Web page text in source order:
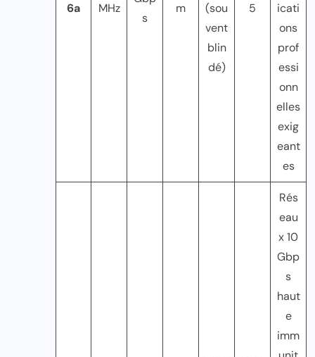
6a
MHz
s
m
(sou
vent
blin
dé)
5
icati
ons
prof
essi
onn
elles
exig
eant
es
Rés
eau
x 10
Gbp
s
haut
e
imm